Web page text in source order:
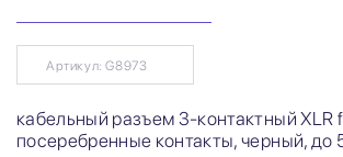
Артикул: G8973
кабельный разъем 3-контактный XLR
посеребренные контакты, черный, до